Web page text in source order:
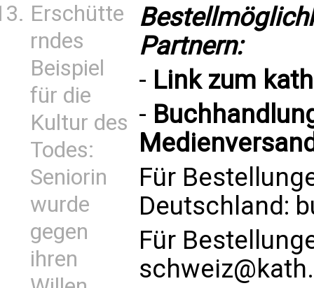
Erschütte
rndes
Beispiel
für die
Kultur des
Todes:
Seniorin
wurde
gegen
ihren
Partnern:
- Link zum
-
Für
Deutschland:
Für